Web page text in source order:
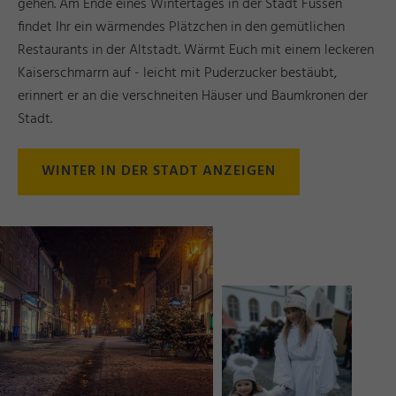
findet Ihr ein wärmendes Plätzchen in den gemütlichen
Restaurants in der Altstadt. Wärmt Euch mit einem leckeren
Kaiserschmarrn auf - leicht mit Puderzucker bestäubt,
erinnert er an die verschneiten Häuser und Baumkronen der
Stadt.
WINTER IN DER STADT ANZEIGEN
©
G
e
d
e
o
n
I
g
el
s
p
a
c
h
e
©
C
B
Y
T
a
r
H
a
r
m
a
n